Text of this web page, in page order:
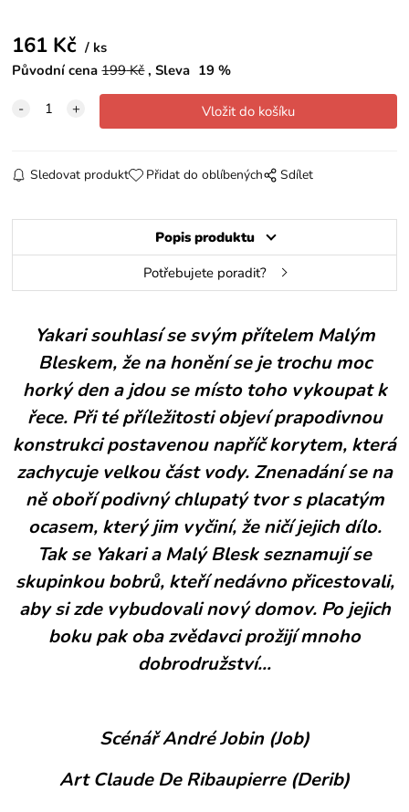
161 Kč
ks
Původní cena 199Kč Sleva 19 %
Sledovat produkt Přidat do oblíbených Sdílet
Popis produktu
Potřebujete poradit?
Yakari souhlasí se svým přítelem Malým
Bleskem, že na honění se je trochu moc
horký den a jdou se místo toho vykoupat k
řece. Při té příležitosti objeví prapodivnou
konstrukci postavenou napříč korytem, která
zachycuje velkou část vody. Znenadání se na
ně oboří podivný chlupatý tvor s placatým
ocasem, který jim vyčiní, že ničí jejich dílo.
Tak se Yakari a Malý Blesk seznamují se
skupinkou bobrů, kteří nedávno přicestovali,
aby si zde vybudovali nový domov. Po jejich
boku pak oba zvědavci prožijí mnoho
dobrodružství…
Scénář André Jobin (Job)
Art Claude De Ribaupierre (Derib)